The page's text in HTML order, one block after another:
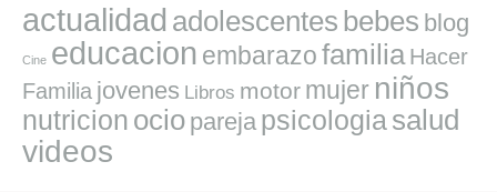
actualidad adolescentes bebes blog
Cine educacion embarazofamilia Hacer
Familia jovenes Libros motor mujer niños
nutricion ocio pareja psicologiasalud
videos